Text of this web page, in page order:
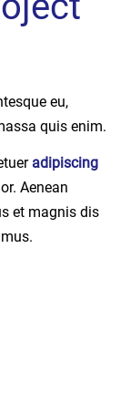
eu,
quis enim.
adipiscing
Aenean
et magnis dis